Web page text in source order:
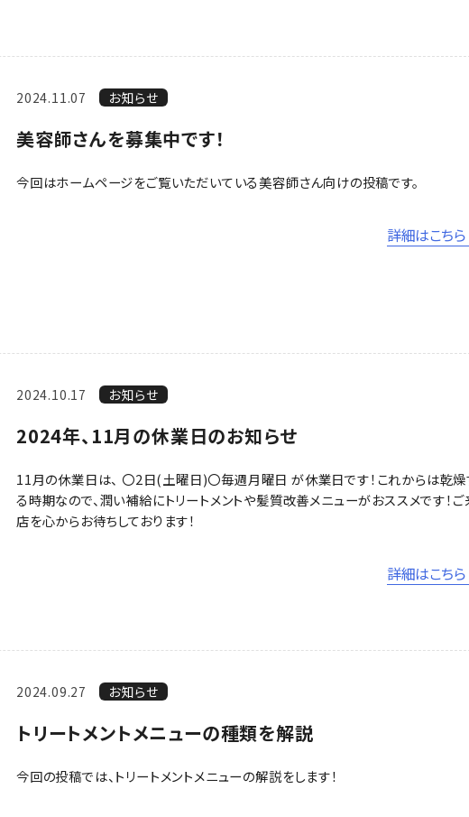
2024.11.07 お知らせ
美容師さんを募集中です！
今回はホームページをご覧いただいている美容師さん向けの投稿です。
詳細はこちら
2024.10.17 お知らせ
2024年、11月の休業日のお知らせ
11月の休業日は、 〇2日(土曜日)〇毎週月曜日 が休業日です！これからは乾燥
る時期なので、潤い補給にトリートメントや髪質改善メニューがおススメです！ご
店を心からお待ちしております！
詳細はこちら
2024.09.27 お知らせ
トリートメントメニューの種類を解説
今回の投稿では、トリートメントメニューの解説をします！